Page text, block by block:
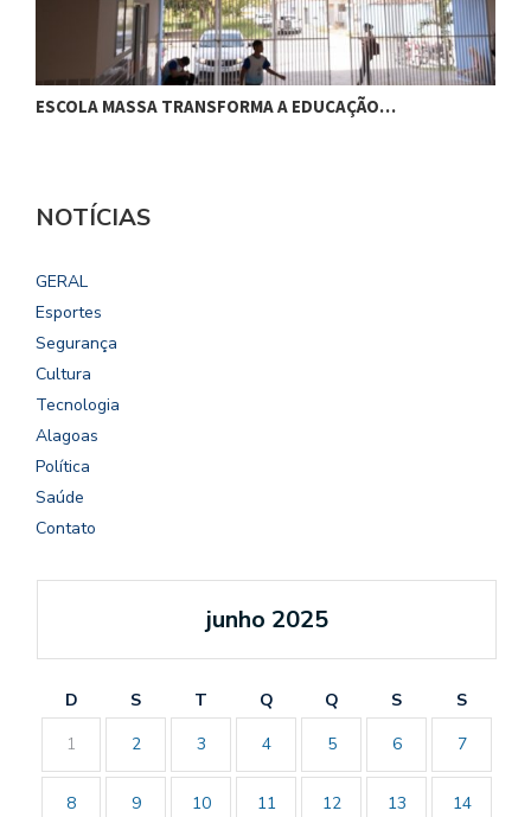
ESCOLA MASSA TRANSFORMA A EDUCAÇÃO…
NOTÍCIAS
GERAL
Esportes
Segurança
Cultura
Tecnologia
Alagoas
Política
Saúde
Contato
junho 2025
D S T Q Q S
S
1
2 3 4 5 6 7
8 9 10 11 12 13 14